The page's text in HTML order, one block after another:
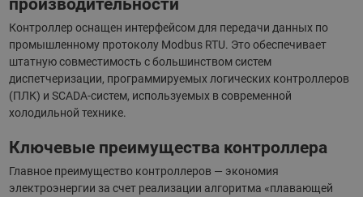
Контроллер оснащен интерфейсом для передачи данных по
промышленному протоколу Modbus RTU. Это обеспечивает
штатную совместимость с большинством систем
диспетчеризации, программируемых логических контроллеров
(ПЛК) и SCADA-систем, используемых в современной
холодильной технике.
Ключевые преимущества контроллера
Главное преимущество контроллеров — экономия
электроэнергии за счет реализации алгоритма «плавающей